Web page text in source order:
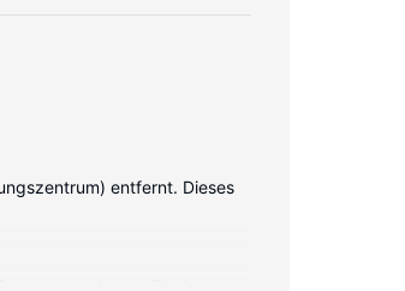
entfernt. Dieses